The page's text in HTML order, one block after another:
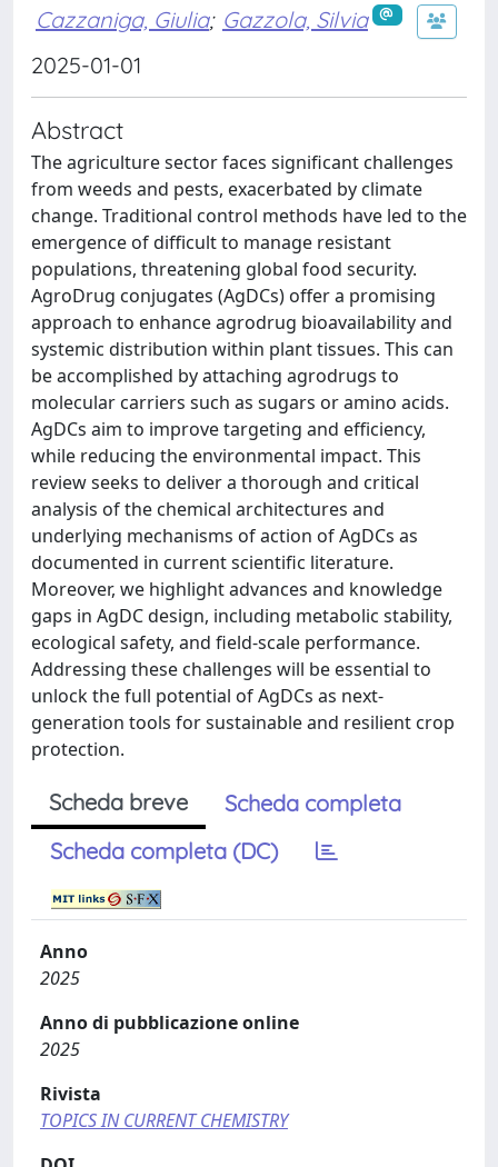
Cazzaniga, Giulia; Gazzola, Silvia
2025-01-01
Abstract
The agriculture sector faces significant challenges
from weeds and pests, exacerbated by climate
change. Traditional control methods have led to the
emergence of difficult to manage resistant
populations, threatening global food security.
AgroDrug conjugates (AgDCs) offer a promising
approach to enhance agrodrug bioavailability and
systemic distribution within plant tissues. This can
be accomplished by attaching agrodrugs to
molecular carriers such as sugars or amino acids.
AgDCs aim to improve targeting and efficiency,
while reducing the environmental impact. This
review seeks to deliver a thorough and critical
analysis of the chemical architectures and
underlying mechanisms of action of AgDCs as
documented in current scientific literature.
Moreover, we highlight advances and knowledge
gaps in AgDC design, including metabolic stability,
ecological safety, and field-scale performance.
Addressing these challenges will be essential to
unlock the full potential of AgDCs as next-
generation tools for sustainable and resilient crop
protection.
Scheda breve
Scheda completa
Scheda completa (DC)
Anno
2025
Anno di pubblicazione online
2025
Rivista
TOPICS IN CURRENT CHEMISTRY